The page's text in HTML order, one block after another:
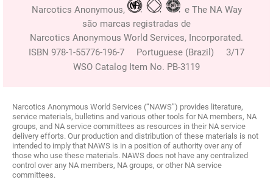
Narcotics Anonymous,
e The NA Way
são marcas registradas de
Narcotics Anonymous World Services, Incorporated.
ISBN 978-1-55776-196-7 Portuguese (Brazil) 3/17
WSO Catalog Item No. PB-3119
Narcotics Anonymous World Services (“NAWS”) provides literature,
service materials, bulletins and various other tools for NA members, NA
groups, and NA service committees as resources in their NA service
delivery efforts. Our production and distribution of these materials is not
intended to imply that NAWS is in a position of authority over any of
those who use these materials. NAWS does not have any centralized
control over any NA members, NA groups, or other NA service
committees.